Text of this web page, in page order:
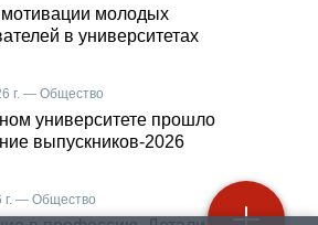
молодых
в университетах
г. — Общество
университете прошло
выпускников-2026
г. — Общество